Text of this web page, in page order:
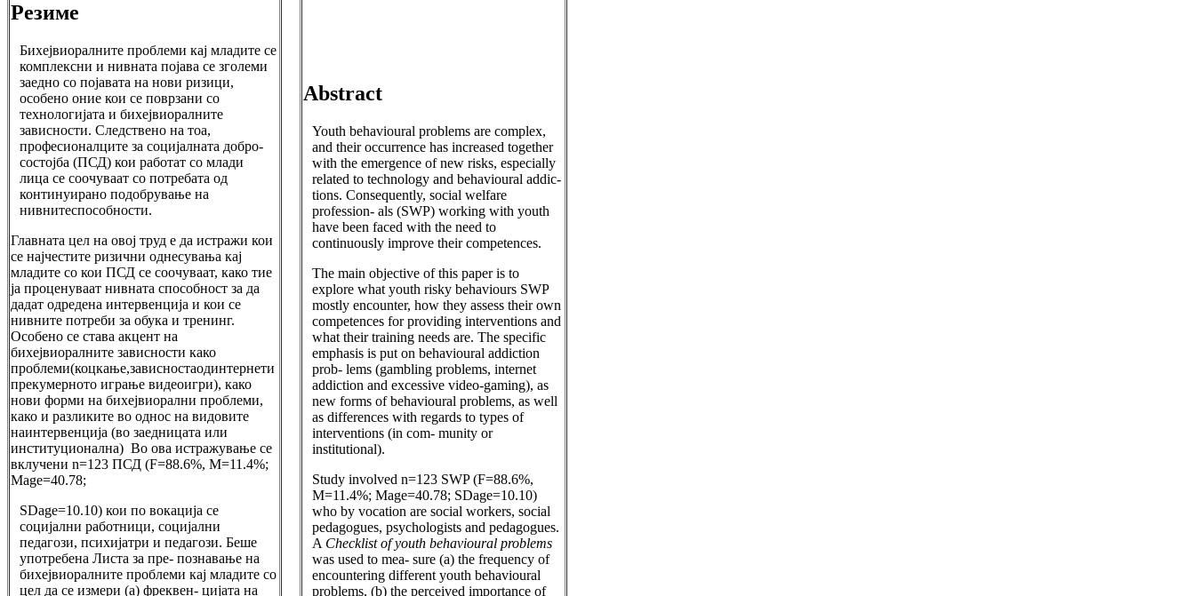
Резиме
Бихејвиоралните проблеми кај младите се
комплексни и нивната појава се зголеми
заедно со појавата на нови ризици,
особено оние кои се поврзани со
технологијата и бихејвиоралните
зависности. Следствено на тоа,
професионалците за социјалната добро-
состојба (ПСД) кои работат со млади
лица се соочуваат со потребата од
континуирано подобрување на
нивнитеспособности.
Главната цел на овој труд е да истражи кои
се најчестите ризични однесувања кај
младите со кои ПСД се соочуваат, како тие
ја проценуваат нивната способност за да
дадат одредена интервенција и кои се
нивните потреби за обука и тренинг.
Особено се става акцент на
бихејвиоралните зависности како
проблеми(коцкање,зависностаодинтернети
прекумерното играње видеоигри), како
нови форми на бихејвиорални проблеми,
како и разликите во однос на видовите
наинтервенција (во заедницата или
институционална) Во ова истражување се
вклучени n=123 ПСД (F=88.6%, M=11.4%;
Mage=40.78;
SDage=10.10) кои по вокација се
социјални работници, социјални
педагози, психијатри и педагози. Беше
употребена Листа за пре- познавање на
бихејвиоралните проблеми кај младите со
цел да се измери (а) фреквен- цијата на
Abstract
Youth behavioural problems are complex,
and their occurrence has increased together
with the emergence of new risks, especially
related to technology and behavioural addic-
tions. Consequently, social welfare
profession- als (SWP) working with youth
have been faced with the need to
continuously improve their competences.
The main objective of this paper is to
explore what youth risky behaviours SWP
mostly encounter, how they assess their own
competences for providing interventions and
what their training needs are. The specific
emphasis is put on behavioural addiction
prob- lems (gambling problems, internet
addiction and excessive video-gaming), as
new forms of behavioural problems, as well
as differences with regards to types of
interventions (in com- munity or
institutional).
Study involved n=123 SWP (F=88.6%,
M=11.4%; Mage=40.78; SDage=10.10)
who by vocation are social workers, social
pedagogues, psychologists and pedagogues.
A Check­list of youth behavioural problems
was used to mea- sure (a) the frequency of
encountering different youth behavioural
problems, (b) the perceived importance of